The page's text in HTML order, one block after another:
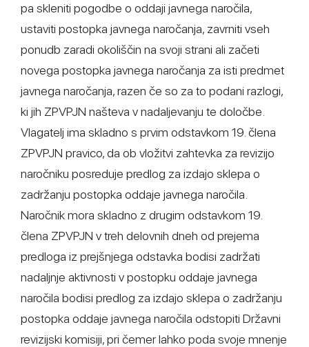
pa skleniti pogodbe o oddaji javnega naročila,
ustaviti postopka javnega naročanja, zavrniti vseh
ponudb zaradi okoliščin na svoji strani ali začeti
novega postopka javnega naročanja za isti predmet
javnega naročanja, razen če so za to podani razlogi,
ki jih ZPVPJN našteva v nadaljevanju te določbe.
Vlagatelj ima skladno s prvim odstavkom 19. člena
ZPVPJN pravico, da ob vložitvi zahtevka za revizijo
naročniku posreduje predlog za izdajo sklepa o
zadržanju postopka oddaje javnega naročila.
Naročnik mora skladno z drugim odstavkom 19.
člena ZPVPJN v treh delovnih dneh od prejema
predloga iz prejšnjega odstavka bodisi zadržati
nadaljnje aktivnosti v postopku oddaje javnega
naročila bodisi predlog za izdajo sklepa o zadržanju
postopka oddaje javnega naročila odstopiti Državni
revizijski komisiji, pri čemer lahko poda svoje mnenje